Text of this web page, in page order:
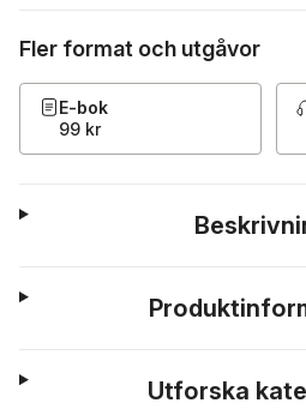
Fler format och utgåvor
E-bok
99 kr
Utforska